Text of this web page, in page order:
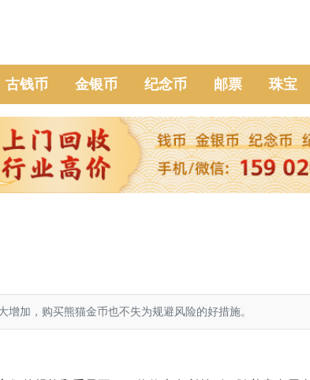
古钱币 金银币 纪念币 邮票 珠宝
加，购买熊猫金币也不失为规避风险的好措施。